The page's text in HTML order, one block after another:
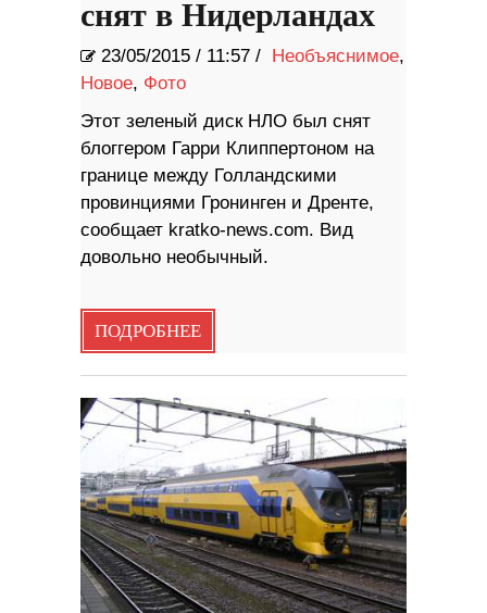
снят в Нидерландах
23/05/2015 / 11:57 / Необъяснимое,
Новое, Фото
Этот зеленый диск НЛО был снят
блоггером Гарри Клиппертоном на
границе между Голландскими
провинциями Гронинген и Дренте,
сообщает kratko-news.com. Вид
довольно необычный.
ПОДРОБНЕЕ